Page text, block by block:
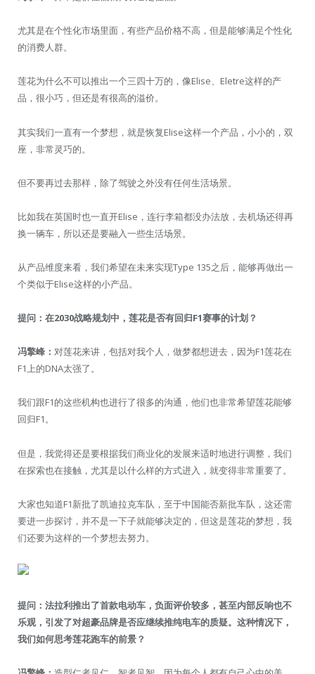
尤其是在个性化市场里面，有些产品价格不高，但是能够满足个性化
的消费人群。
莲花为什么不可以推出一个三四十万的，像Elise、Eletre这样的产
品，很小巧，但还是有很高的溢价。
其实我们一直有一个梦想，就是恢复Elise这样一个产品，小小的，双
座，非常灵巧的。
但不要再过去那样，除了驾驶之外没有任何生活场景。
比如我在英国时也一直开Elise，连行李箱都没办法放，去机场还得再
换一辆车，所以还是要融入一些生活场景。
从产品维度来看，我们希望在未来实现Type 135之后，能够再做出一
个类似于Elise这样的小产品。
提问：在2030战略规划中，莲花是否有回归F1赛事的计划？
冯擎峰： 对莲花来讲，包括对我个人，做梦都想进去，因为F1莲花在
F1上的DNA太强了。
我们跟F1的这些机构也进行了很多的沟通，他们也非常希望莲花能够
回归F1。
但是，我觉得还是要根据我们商业化的发展来适时地进行调整，我们
在探索也在接触，尤其是以什么样的方式进入，就变得非常重要了。
大家也知道F1新批了凯迪拉克车队，至于中国能否新批车队，这还需
要进一步探讨，并不是一下子就能够决定的，但这是莲花的梦想，我
们还要为这样的一个梦想去努力。
提问：法拉利推出了首款电动车，负面评价较多，甚至内部反响也不
乐观，引发了对超豪品牌是否应继续推纯电车的质疑。这种情况下，
我们如何思考莲花跑车的前景？